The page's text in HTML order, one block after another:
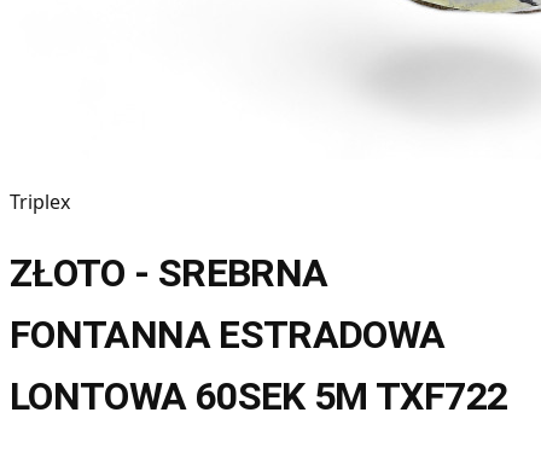
Triplex
ZŁOTO - SREBRNA
FONTANNA ESTRADOWA
LONTOWA 60SEK 5M TXF722